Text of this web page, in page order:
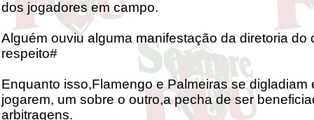
dos jogadores em campo.
Alguém ouviu alguma manifestação da diretoria do
respeito#
Enquanto isso,Flamengo e Palmeiras se digladiam
jogarem, um sobre o outro,a pecha de ser
arbitragens.